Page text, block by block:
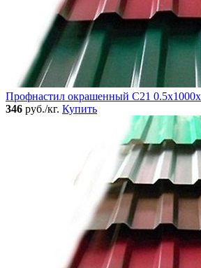
Профнастил окрашенный C21
346 руб./кг. Купить